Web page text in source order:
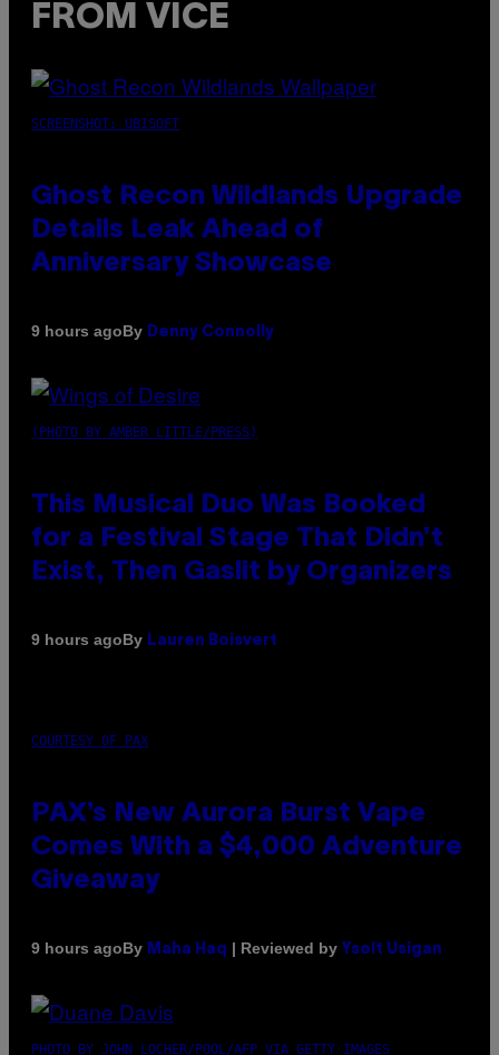
FROM VICE
SCREENSHOT: UBISOFT
Ghost Recon Wildlands Upgrade
Details Leak Ahead of
Anniversary Showcase
9 hours agoBy Denny Connolly
(PHOTO BY AMBER LITTLE/PRESS)
This Musical Duo Was Booked
for a Festival Stage That Didn’t
Exist, Then Gaslit by Organizers
9 hours agoBy Lauren Boisvert
COURTESY OF PAX
PAX’s New Aurora Burst Vape
Comes With a $4,000 Adventure
Giveaway
9 hours agoBy Maha Haq | Reviewed by Ysolt Usigan
PHOTO BY JOHN LOCHER/POOL/AFP VIA GETTY IMAGES